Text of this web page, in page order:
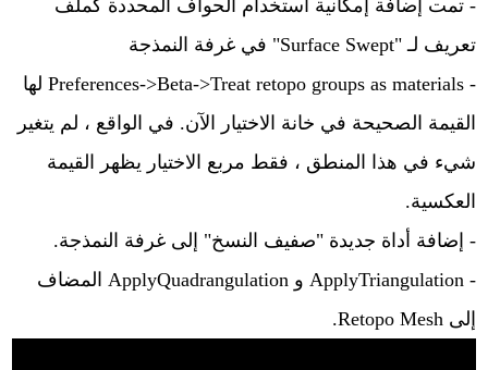
- تمت إضافة إمكانية استخدام الحواف المحددة كملف
تعريف لـ "Surface Swept" في غرفة النمذجة
-
Preferences->Beta->Treat retopo groups as materials لها
القيمة الصحيحة في خانة الاختيار الآن. في الواقع ، لم يتغير
شيء في هذا المنطق ، فقط مربع الاختيار يظهر القيمة
العكسية.
- إضافة أداة جديدة "صفيف النسخ" إلى غرفة النمذجة.
- ApplyTriangulation و ApplyQuadrangulation المضاف
إلى Retopo Mesh.